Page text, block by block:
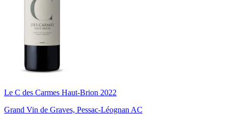
Le C des Carmes Haut-Brion 2022
Grand Vin de Graves, Pessac-Léognan AC